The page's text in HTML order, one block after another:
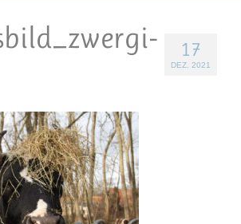
17
DEZ. 2021